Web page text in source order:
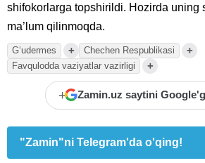
shifokorlarga topshirildi. Hozirda uning
ma’lum qilinmoqda.
Gʻudermes + Chechen Respublikasi +
Favqulodda vaziyatlar vazirligi +
+ Zamin.uz saytini
"Zamin"ni Telegram'da o'qing!